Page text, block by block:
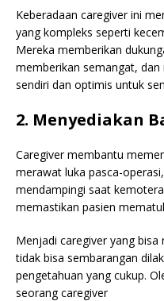
Keberadaan caregiver ini
yang kompleks seperti
Mereka memberikan
memberikan semangat,
sendiri dan optimis untuk
2. Menyediakan
Caregiver membantu
merawat luka pasca-
mendampingi saat
memastikan pasien
Menjadi caregiver yang
tidak bisa sembarangan
pengetahuan yang cukup.
seorang caregiver